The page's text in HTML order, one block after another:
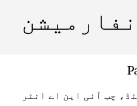
چب آئی این اے انٹر